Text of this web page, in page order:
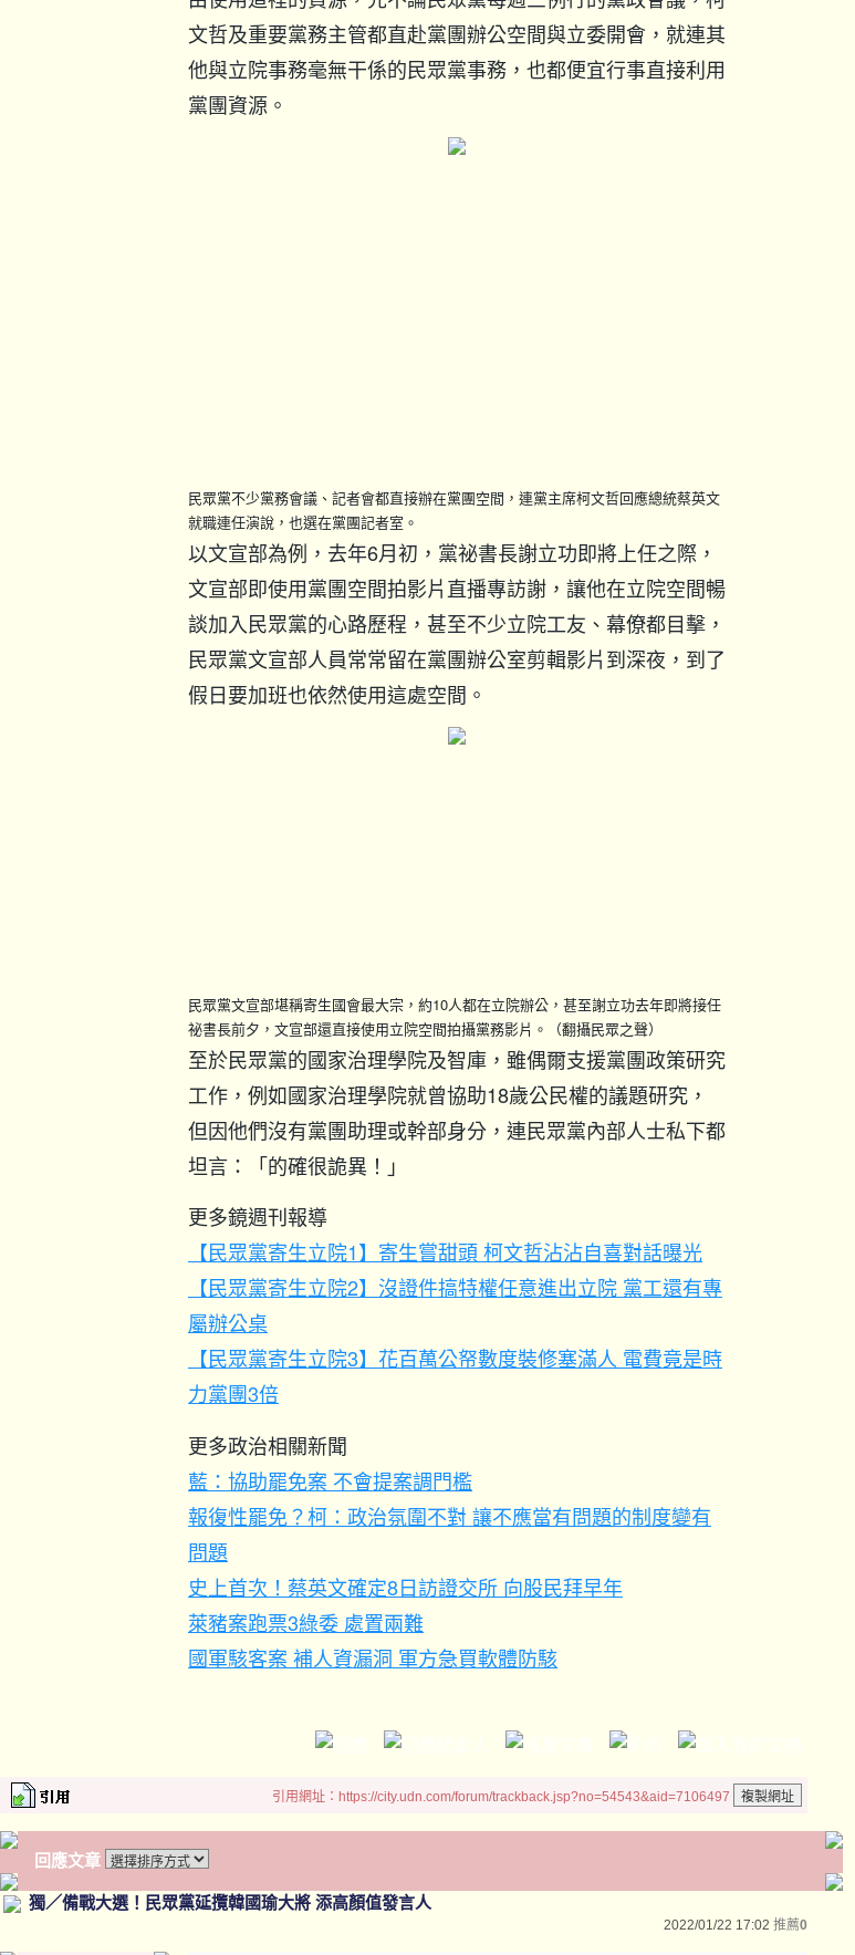
文哲及重要黨務主管都直赴黨團辦公空間與立委開會，就連其
他與立院事務毫無干係的民眾黨事務，也都便宜行事直接利用
黨團資源。
民眾黨不少黨務會議、記者會都直接辦在黨團空間，連黨主席柯文哲回應總統蔡英文
就職連任演說，也選在黨團記者室。
以文宣部為例，去年6月初，黨祕書長謝立功即將上任之際，
文宣部即使用黨團空間拍影片直播專訪謝，讓他在立院空間暢
談加入民眾黨的心路歷程，甚至不少立院工友、幕僚都目擊，
民眾黨文宣部人員常常留在黨團辦公室剪輯影片到深夜，到了
假日要加班也依然使用這處空間。
民眾黨文宣部堪稱寄生國會最大宗，約10人都在立院辦公，甚至謝立功去年即將接任
祕書長前夕，文宣部還直接使用立院空間拍攝黨務影片。（翻攝民眾之聲）
至於民眾黨的國家治理學院及智庫，雖偶爾支援黨團政策研究
工作，例如國家治理學院就曾協助18歲公民權的議題研究，
但因他們沒有黨團助理或幹部身分，連民眾黨內部人士私下都
坦言：「的確很詭異！」
更多鏡週刊報導
【民眾黨寄生立院1】寄生嘗甜頭 柯文哲沾沾自喜對話曝光
【民眾黨寄生立院2】沒證件搞特權任意進出立院 黨工還有專
屬辦公桌
【民眾黨寄生立院3】花百萬公帑數度裝修塞滿人 電費竟是時
力黨團3倍
更多政治相關新聞
藍：協助罷免案 不會提案調門檻
報復性罷免？柯：政治氛圍不對 讓不應當有問題的制度變有
問題
史上首次！蔡英文確定8日訪證交所 向股民拜早年
萊豬案跑票3綠委 處置兩難
國軍駭客案 補人資漏洞 軍方急買軟體防駭
引用網址：https://city.udn.com/forum/trackback.jsp?no=54543&aid=7106497
回應文章
獨／備戰大選！民眾黨延攬韓國瑜大將 添高顏值發言人
2022/01/22 17:02 推薦0